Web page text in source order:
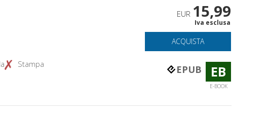
Stampa
EUR 15,99
Iva esclusa
ACQUISTA
EPUB EB
E-BOOK